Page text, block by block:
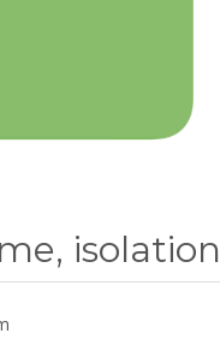
isolation